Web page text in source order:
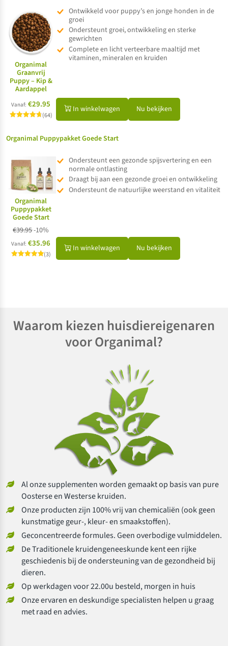
Organimal
Graanvrij
Puppy – Kip &
Aardappel
Vanaf: €29.95
uit 5
(64)
Ontwikkeld voor puppy’s en jonge honden in de
groei
Ondersteunt groei, ontwikkeling en sterke
gewrichten
Complete en licht verteerbare maaltijd met
vitaminen, mineralen en kruiden
In winkelwagen Nu bekijken
Organimal Puppypakket Goede Start
Organimal
Puppypakket
Goede Start
€39.95-10%
Vanaf: €35.96
(3)
Ondersteunt een gezonde spijsvertering en een
normale ontlasting
Draagt bij aan een gezonde groei en ontwikkeling
Ondersteunt de natuurlijke weerstand en vitaliteit
In winkelwagen Nu bekijken
Waarom kiezen huisdiereigenaren
voor Organimal?
Al onze supplementen worden gemaakt op basis van pure
Oosterse en Westerse kruiden.
Onze producten zijn 100% vrij van chemicaliën (ook geen
kunstmatige geur-, kleur- en smaakstoffen).
Geconcentreerde formules. Geen overbodige vulmiddelen.
De Traditionele kruidengeneeskunde kent een rijke
geschiedenis bij de ondersteuning van de gezondheid bij
dieren.
Op werkdagen voor 22.00u besteld, morgen in huis
Onze ervaren en deskundige specialisten helpen u graag
met raad en advies.